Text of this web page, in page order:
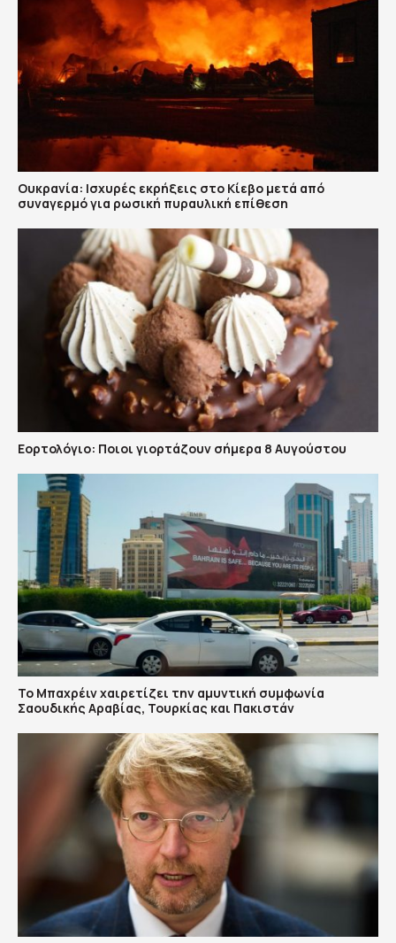
Ουκρανία: Ισχυρές εκρήξεις στο Κίεβο μετά από
συναγερμό για ρωσική πυραυλική επίθεση
Εορτολόγιο: Ποιοι γιορτάζουν σήμερα 8 Αυγούστου
Το Μπαχρέιν χαιρετίζει την αμυντική συμφωνία
Σαουδικής Αραβίας, Τουρκίας και Πακιστάν